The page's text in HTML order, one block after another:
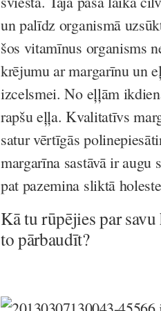
un palīdz organismā
šos vitamīnus organisms
krējumu ar margarīnu un
izcelsmei. No eļļām
rapšu eļļa. Kvalitatīvs
satur vērtīgās
margarīna sastāvā ir augu
pat pazemina sliktā
Kā tu rūpējies par
to pārbaudīt?